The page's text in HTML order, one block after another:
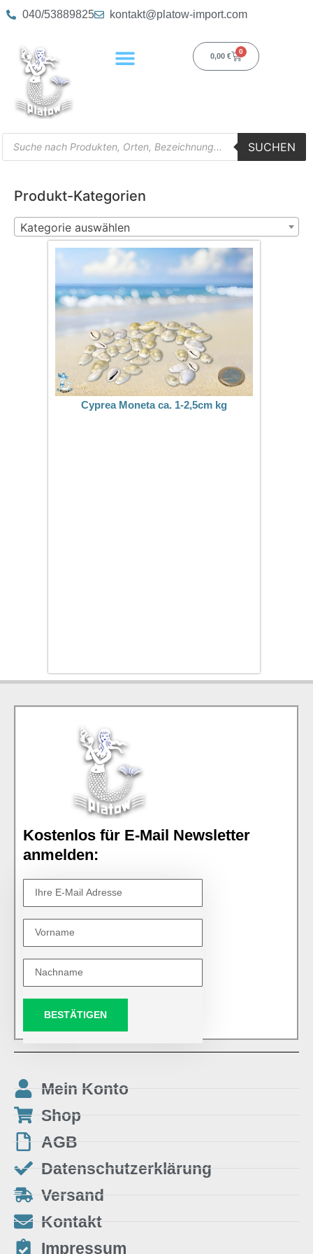
040/53889825 kontakt@platow-import.com
0,00 €
0
SUCHEN
Produkt-Kategorien
Kategorie auswählen
Cyprea Moneta ca. 1-2,5cm kg
Kostenlos für E-Mail Newsletter
anmelden:
BESTÄTIGEN
Mein Konto
Shop
AGB
Datenschutzerklärung
Versand
Kontakt
Impressum